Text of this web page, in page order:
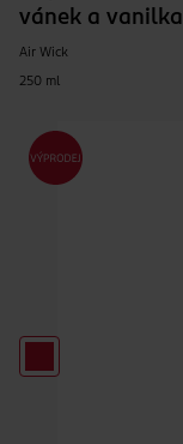
vánek a vanilka
Air Wick
250 ml